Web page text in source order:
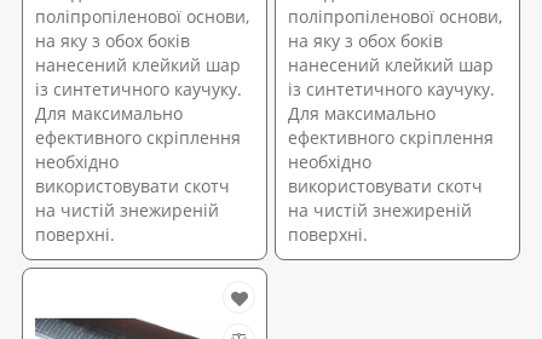
поліпропіленової основи,
на яку з обох боків
нанесений клейкий шар
із синтетичного каучуку.
Для максимально
ефективного скріплення
необхідно
використовувати скотч
на чистій знежиреній
поверхні.
поліпропіленової основи,
на яку з обох боків
нанесений клейкий шар
із синтетичного каучуку.
Для максимально
ефективного скріплення
необхідно
використовувати скотч
на чистій знежиреній
поверхні.